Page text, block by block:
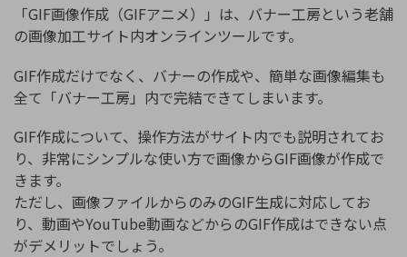
「GIF画像作成（GIFアニメ）」は、バナー工房という老舗
の画像加工サイト内オンラインツールです。
GIF作成だけでなく、バナーの作成や、簡単な画像編集も
全て「バナー工房」内で完結できてしまいます。
GIF作成について、操作方法がサイト内でも説明されてお
り、非常にシンプルな使い方で画像からGIF画像が作成で
きます。
ただし、画像ファイルからのみのGIF生成に対応してお
り、動画やYouTube動画などからのGIF作成はできない点
がデメリットでしょう。